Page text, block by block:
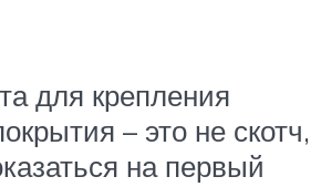
для крепления
– это не скотч,
на первый